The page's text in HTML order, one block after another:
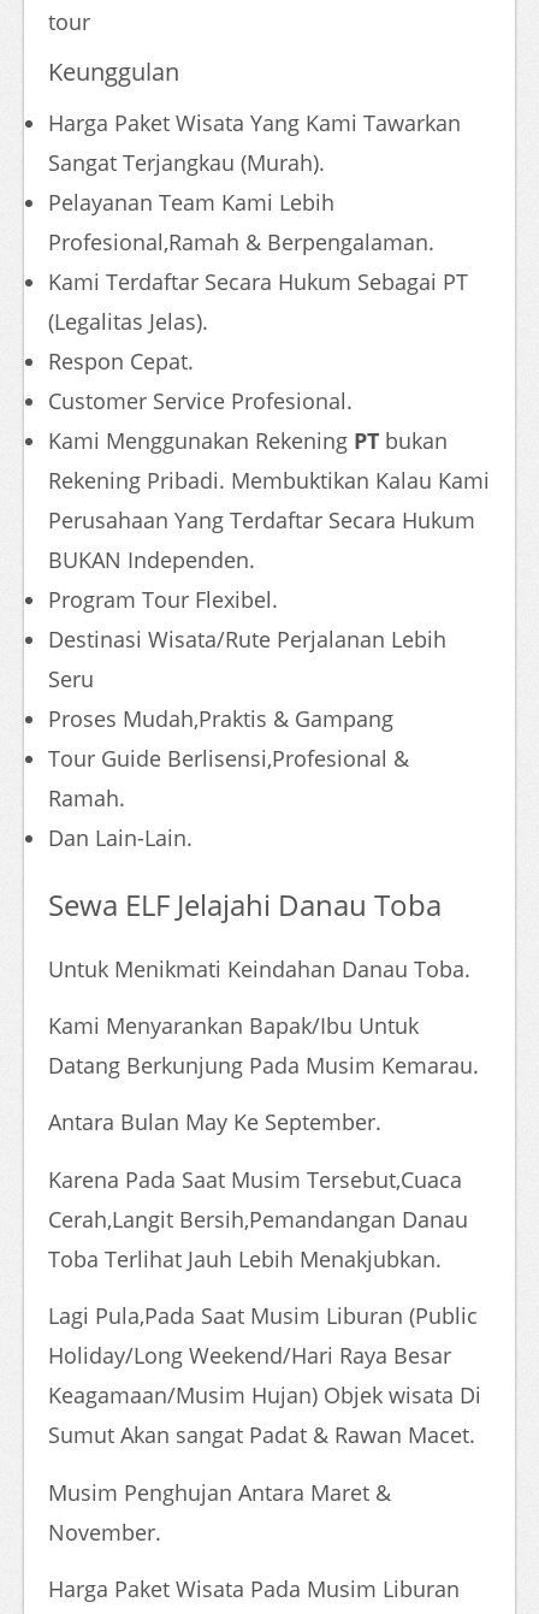
tour
Keunggulan
Harga Paket Wisata Yang Kami Tawarkan
Sangat Terjangkau (Murah).
Pelayanan Team Kami Lebih
Profesional,Ramah & Berpengalaman.
Kami Terdaftar Secara Hukum Sebagai PT
(Legalitas Jelas).
Respon Cepat.
Customer Service Profesional.
Kami Menggunakan Rekening PT bukan
Rekening Pribadi. Membuktikan Kalau Kami
Perusahaan Yang Terdaftar Secara Hukum
BUKAN Independen.
Program Tour Flexibel.
Destinasi Wisata/Rute Perjalanan Lebih
Seru
Proses Mudah,Praktis & Gampang
Tour Guide Berlisensi,Profesional &
Ramah.
Dan Lain-Lain.
Sewa ELF Jelajahi Danau Toba
Untuk Menikmati Keindahan Danau Toba.
Kami Menyarankan Bapak/Ibu Untuk
Datang Berkunjung Pada Musim Kemarau.
Antara Bulan May Ke September.
Karena Pada Saat Musim Tersebut,Cuaca
Cerah,Langit Bersih,Pemandangan Danau
Toba Terlihat Jauh Lebih Menakjubkan.
Lagi Pula,Pada Saat Musim Liburan (Public
Holiday/Long Weekend/Hari Raya Besar
Keagamaan/Musim Hujan) Objek wisata Di
Sumut Akan sangat Padat & Rawan Macet.
Musim Penghujan Antara Maret &
November.
Harga Paket Wisata Pada Musim Liburan